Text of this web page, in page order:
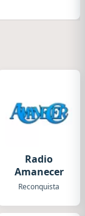
Radio
Amanecer
Reconquista